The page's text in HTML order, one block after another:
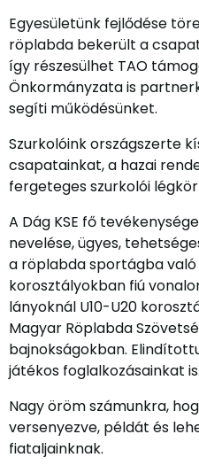
Egyesületünk fejlődése
röplabda bekerült a
így részesülhet TAO
Önkormányzata is
segíti működésünket.
Szurkolóink országszerte
csapatainkat, a hazai
fergeteges szurkolói
A Dág KSE fő
nevelése, ügyes,
a röplabda sportágba
korosztályokban fiú
lányoknál U10-U20
Magyar Röplabda
bajnokságokban.
játékos foglalkozásainkat is.
Nagy öröm számunkra,
versenyezve, példát és
fiataljainknak.